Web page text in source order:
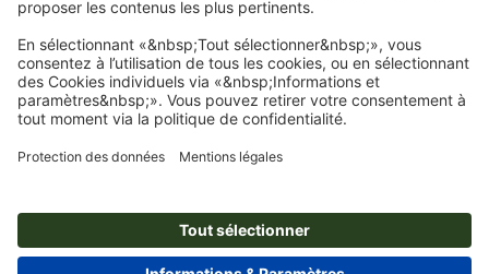
Emplois & carrière
Protection de l'environnement
Contact
Expédition
Réclamation
Programme Premium
FAQ
Modes de paiement
Virement
Luxembourg FRA | DEU